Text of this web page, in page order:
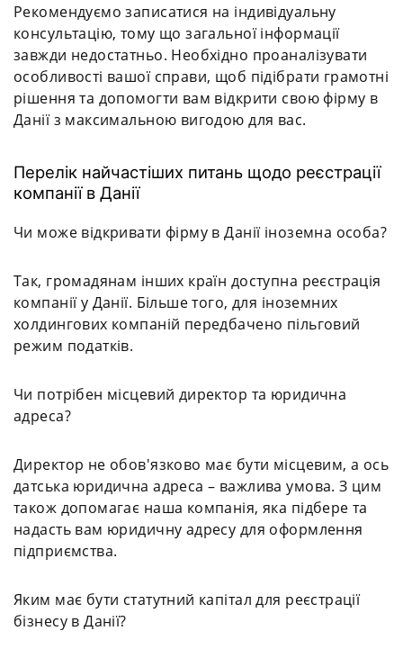
Рекомендуємо записатися на індивідуальну
консультацію, тому що загальної інформації
завжди недостатньо. Необхідно проаналізувати
особливості вашої справи, щоб підібрати грамотні
рішення та допомогти вам відкрити свою фірму в
Данії з максимальною вигодою для вас.
Перелік найчастіших питань щодо реєстрації
компанії в Данії
Чи може відкривати фірму в Данії іноземна особа?
Так, громадянам інших країн доступна реєстрація
компанії у Данії. Більше того, для іноземних
холдингових компаній передбачено пільговий
режим податків.
Чи потрібен місцевий директор та юридична
адреса?
Директор не обов'язково має бути місцевим, а ось
датська юридична адреса – важлива умова. З цим
також допомагає наша компанія, яка підбере та
надасть вам юридичну адресу для оформлення
підприємства.
Яким має бути статутний капітал для реєстрації
бізнесу в Данії?